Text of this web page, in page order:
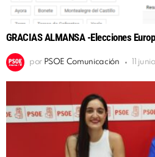
GRACIAS ALMANSA -Elecciones
por PSOE Comunicación 11